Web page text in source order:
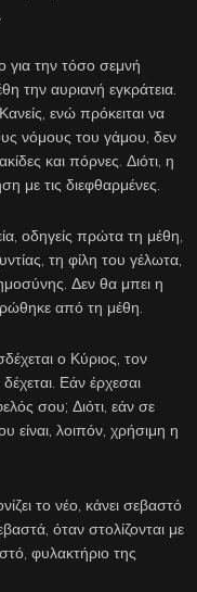
για την τόσο σεμνή
την αυριανή εγκράτεια.
ενώ πρόκειται να
νόμους του γάμου, δεν
και πόρνες. Διότι, η
με τις διεφθαρμένες.
οδηγείς πρώτα τη μέθη,
τη φίλη του γέλωτα,
Δεν θα μπει η
από τη μέθη.
ο Κύριος, τον
Εάν έρχεσαι
σου; Διότι, εάν σε
είναι, λοιπόν, χρήσιμη η
το νέο, κάνει σεβαστό
όταν στολίζονται με
φυλακτήριο της